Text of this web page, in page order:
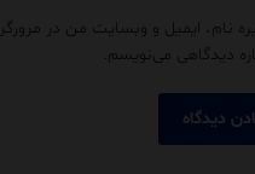
نام، ایمیل و وبسایت من در
دیدگاهی می‌نویسم.